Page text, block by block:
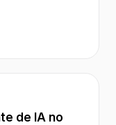
de IA no